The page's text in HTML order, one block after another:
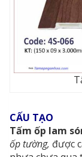
CẤU TẠO
Tấm ốp lam
ốp tường, được